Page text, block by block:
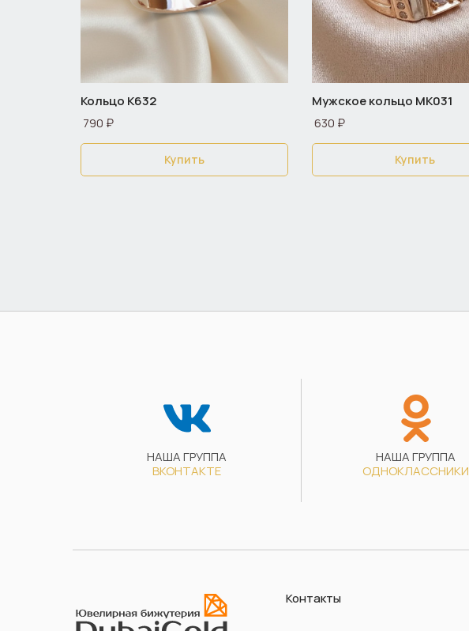
Кольцо К632
790 ₽
Купить
Мужское кольцо МК031
630 ₽
Купить
НАША ГРУППА
ВКОНТАКТЕ
НАША ГРУППА
ОДНОКЛАССНИКИ
Контакты